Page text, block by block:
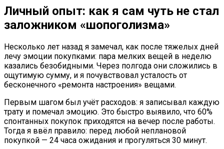
Личный опыт: как я сам чуть не стал
заложником «шопоголизма»
Несколько лет назад я замечал, как после тяжелых дней
лечу эмоции покупками: пара мелких вещей в неделю
казались безобидными. Через полгода они сложились в
ощутимую сумму, и я почувствовал усталость от
бесконечного «ремонта настроения» вещами.
Первым шагом был учёт расходов: я записывал каждую
трату и помечал эмоцию. Это быстро выявило, что 60%
спонтанных покупок приходятся на вечер после работы.
Тогда я ввёл правило: перед любой неплановой
покупкой — 24 часа ожидания и прогуляться 30 минут.